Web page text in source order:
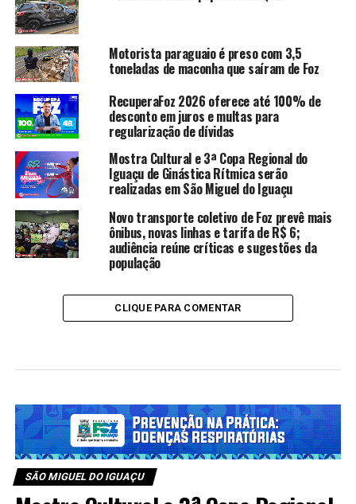
Motorista paraguaio é preso com 3,5
toneladas de maconha que saíram de Foz
RecuperaFoz 2026 oferece até 100% de
desconto em juros e multas para
regularização de dívidas
Mostra Cultural e 3ª Copa Regional do
Iguaçu de Ginástica Rítmica serão
realizadas em São Miguel do Iguaçu
Novo transporte coletivo de Foz prevê mais
ônibus, novas linhas e tarifa de R$ 6;
audiência reúne críticas e sugestões da
população
CLIQUE PARA COMENTAR
SÃO MIGUEL DO IGUAÇU